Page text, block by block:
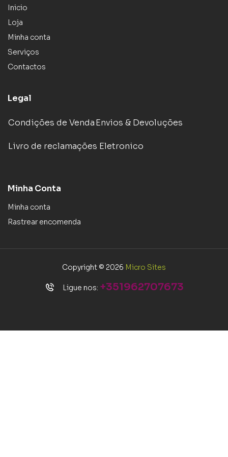
Inicio
Loja
Minha conta
Serviços
Contactos
Legal
Condições de VendaEnvios & Devoluções
Livro de reclamações Eletronico
Minha Conta
Minha conta
Rastrear encomenda
Copyright © 2026 Micro Sites
Ligue nos: +351962707673